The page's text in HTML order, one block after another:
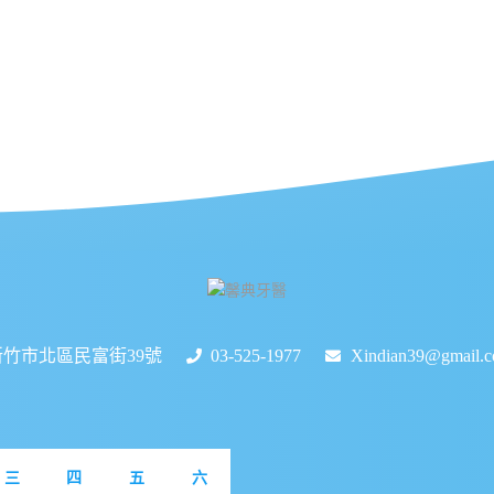
市北區民富街39號 03-525-1977
三 四 五 六